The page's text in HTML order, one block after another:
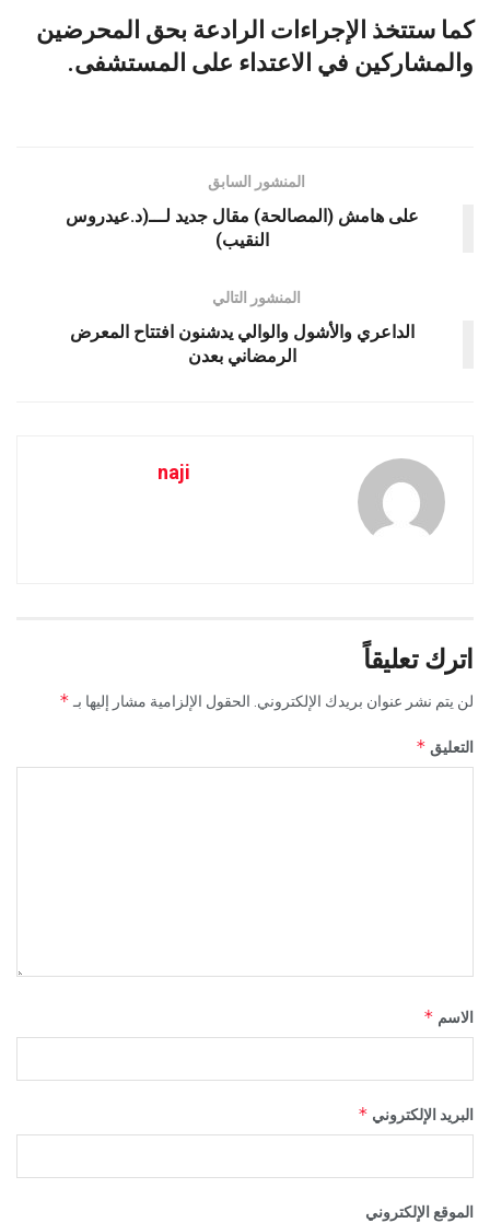
كما ستتخذ الإجراءات الرادعة بحق المحرضين
والمشاركين في الاعتداء على المستشفى.
المنشور السابق
على هامش (المصالحة) مقال جديد لـــ(د.عيدروس
النقيب)
المنشور التالي
الداعري والأشول والوالي يدشنون افتتاح المعرض
الرمضاني بعدن
naji
اترك تعليقاً
لن يتم نشر عنوان بريدك الإلكتروني. الحقول الإلزامية مشار إليها بـ*
التعليق *
الاسم *
البريد الإلكتروني *
الموقع الإلكتروني